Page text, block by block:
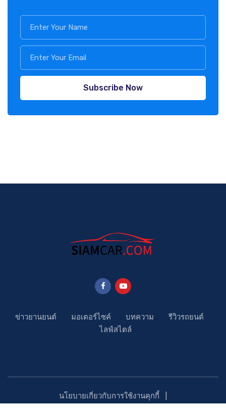
Subscribe Now
ข่าวยานยนต์ มอเตอร์ไซค์ บทความ
รีวิวรถยนต์
ไลฟ์สไตล์
นโยบายเกี่ยวกับการใช้งานคุกกี้